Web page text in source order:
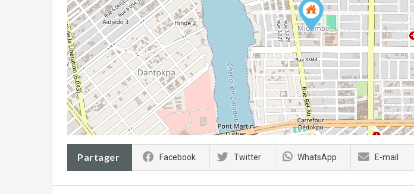
Partager Facebook Twitter WhatsApp E-mail